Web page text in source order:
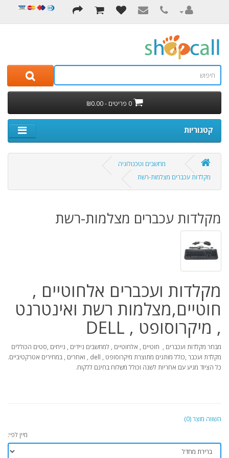
0 פריטים - ₪0.00
קטגוריות
מחשבים וטכנולוגיה
מקלדות עכברים מצלמות-רשת
מקלדות עכברים מצלמות-רשת
מקלדות ועכברים אלחוטיים ,
חוטיים,מצלמות רשת ואינטרנט
, מיקרוסופט , DELL
מבחר מקלדות ועכברים , חוטיים , אלחוטיים , למחשבים ניידים , נייחים ,סטים הכוללים
מקלדת ועכבר ,כולל מותגים מתוצרת מיקרוסופט , dell , ואחרים , במחירים אטרקטיביים.
כל הציוד מגיע עם אחריות לשנה וכולל משלוח בחינם ללקוח.
השווה מוצר (0)
מיין לפי: